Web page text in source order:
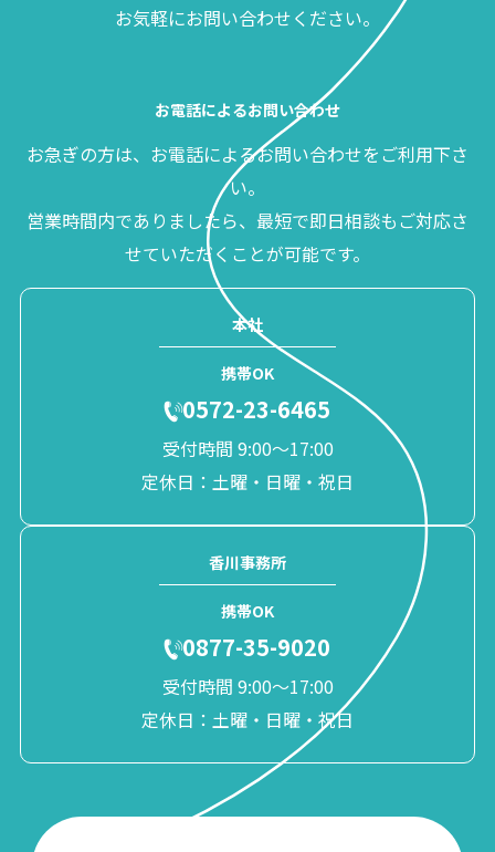
お気軽にお問い合わせください。
お電話によるお問い合わせ
お急ぎの方は、お電話によるお問い合わせをご利用下さ
い。
営業時間内でありましたら、最短で即日相談もご対応さ
せていただくことが可能です。
本社
携帯OK
0572-23-6465
受付時間 9:00〜17:00
定休日：土曜・日曜・祝日
香川事務所
携帯OK
0877-35-9020
受付時間 9:00〜17:00
定休日：土曜・日曜・祝日